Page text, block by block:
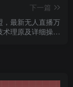
下一篇
，最新无人直播万
术理原及详细操作